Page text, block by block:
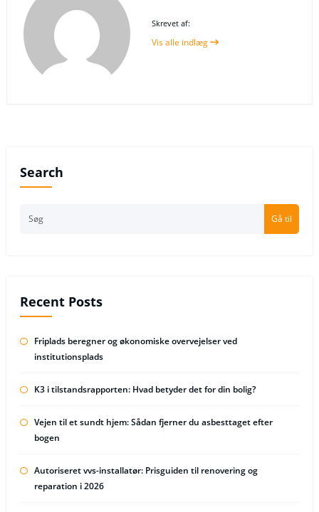
Skrevet af:
Vis alle indlæg
Search
Gå til
Recent Posts
Friplads beregner og økonomiske overvejelser ved
institutionsplads
K3 i tilstandsrapporten: Hvad betyder det for din bolig?
Vejen til et sundt hjem: Sådan fjerner du asbesttaget efter
bogen
Autoriseret vvs-installatør: Prisguiden til renovering og
reparation i 2026